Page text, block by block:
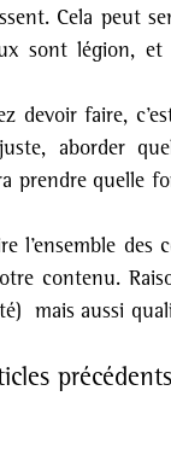
Cela peut
sont légion,
devoir faire,
aborder
prendre quelle
l’ensemble
contenu.
mais aussi